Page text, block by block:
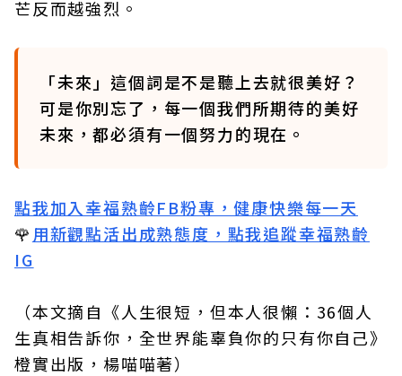
芒反而越強烈。
「未來」這個詞是不是聽上去就很美好？
可是你別忘了，每一個我們所期待的美好
未來，都必須有一個努力的現在。
點我加入幸福熟齡FB粉專，健康快樂每一天
🌹 用新觀點活出成熟態度，點我追蹤幸福熟齡
IG
（本文摘自 《人生很短，但本人很懶：36個人
生真相告訴你，全世界能辜負你的只有你自己》
橙實出版，楊喵喵著）